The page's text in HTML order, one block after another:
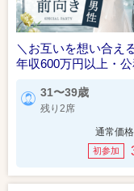
＼お互いを想い合え
年収600万円以上・
31〜39歳
残り2席
通常価格
初参加